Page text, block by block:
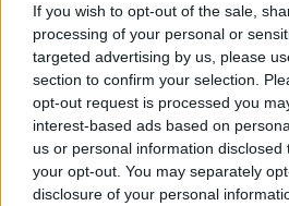
If you wish to opt-out of the sale,
processing of your personal or
targeted advertising by us, please
section to confirm your selection.
opt-out request is processed you
interest-based ads based on
us or personal information
your opt-out. You may separately
disclosure of your personal
- tudósított az MTI. A kormánypárti
nyugdíjak adómentessé tételét,
a mezőgazdasági családi
kedvezményeket méltatták, míg az
kampány részének,
előterjesztést. A törvényjavaslat
pénzügyminiszter kiemelte...